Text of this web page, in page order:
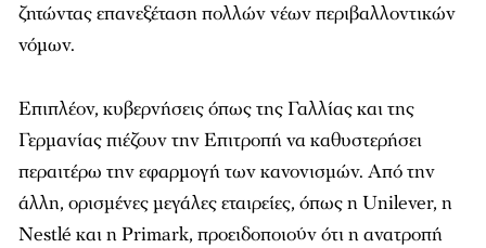
ζητώντας επανεξέταση πολλών νέων περιβαλλοντικών
νόμων.
Επιπλέον, κυβερνήσεις όπως της Γαλλίας και της
Γερμανίας πιέζουν την Επιτροπή να καθυστερήσει
περαιτέρω την εφαρμογή των κανονισμών. Από την
άλλη, ορισμένες μεγάλες εταιρείες, όπως η Unilever, η
Nestlé και η Primark, προειδοποιούν ότι η ανατροπή